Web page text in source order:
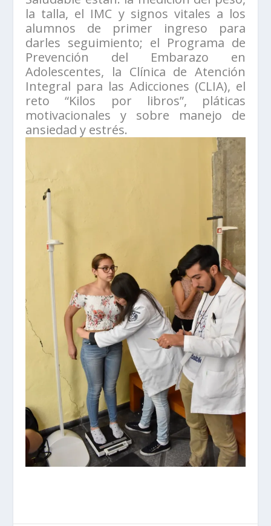
la talla, el IMC y signos vitales a los
alumnos de primer ingreso para
darles seguimiento; el Programa de
Prevención del Embarazo en
Adolescentes, la Clínica de Atención
Integral para las Adicciones (CLIA), el
reto “Kilos por libros”, pláticas
motivacionales y sobre manejo de
ansiedad y estrés.